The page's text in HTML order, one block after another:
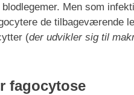
Men som
de tilbageværende
(der udvikler sig til
fagocytose